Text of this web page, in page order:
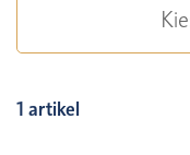
1 artikel